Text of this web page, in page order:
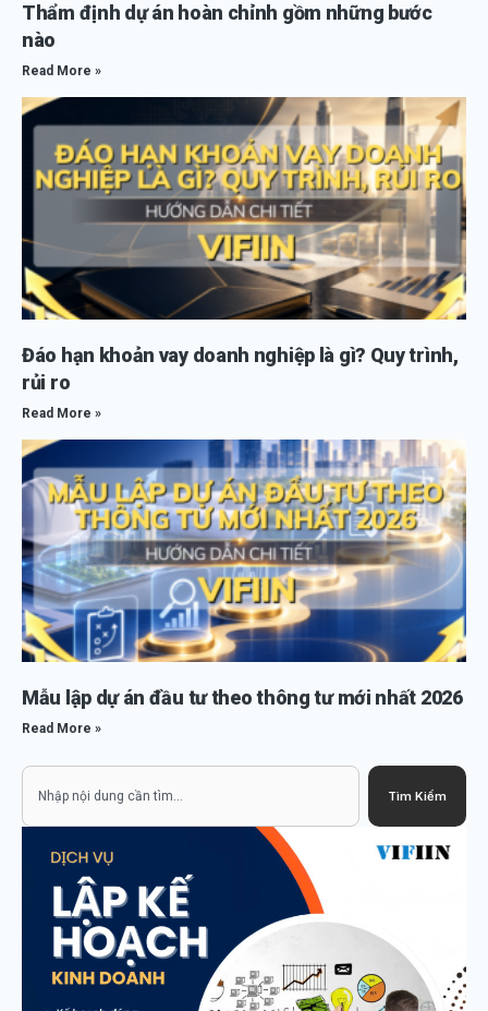
Thẩm định dự án hoàn chỉnh gồm những bước
nào
Read More »
Đáo hạn khoản vay doanh nghiệp là gì? Quy trình,
rủi ro
Read More »
Mẫu lập dự án đầu tư theo thông tư mới nhất 2026
Read More »
Tìm Kiếm